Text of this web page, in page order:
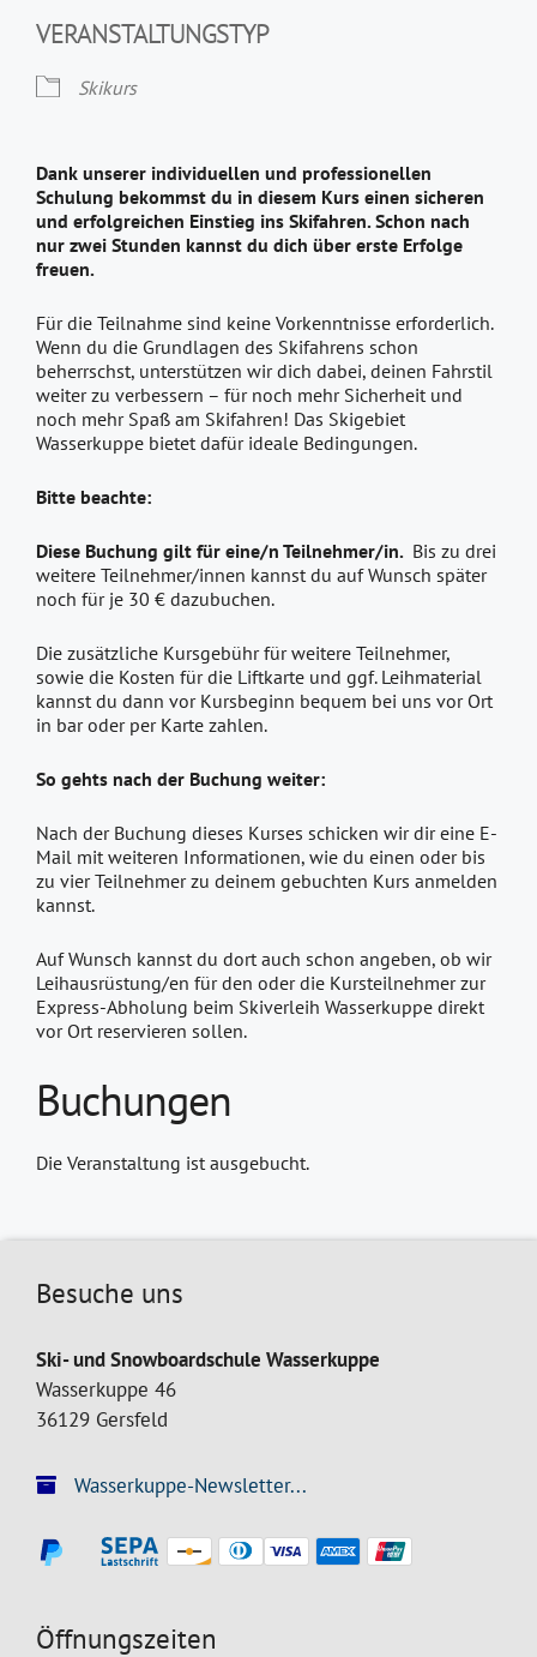
VERANSTALTUNGSTYP
Skikurs
Dank unserer individuellen und professionellen
Schulung bekommst du in diesem Kurs einen sicheren
und erfolgreichen Einstieg ins Skifahren. Schon nach
nur zwei Stunden kannst du dich über erste Erfolge
freuen.
Für die Teilnahme sind keine Vorkenntnisse erforderlich.
Wenn du die Grundlagen des Skifahrens schon
beherrschst, unterstützen wir dich dabei, deinen Fahrstil
weiter zu verbessern – für noch mehr Sicherheit und
noch mehr Spaß am Skifahren! Das Skigebiet
Wasserkuppe bietet dafür ideale Bedingungen.
Bitte beachte:
Diese Buchung gilt für eine/n Teilnehmer/in. Bis zu drei
weitere Teilnehmer/innen kannst du auf Wunsch später
noch für je 30 € dazubuchen.
Die zusätzliche Kursgebühr für weitere Teilnehmer,
sowie die Kosten für die Liftkarte und ggf. Leihmaterial
kannst du dann vor Kursbeginn bequem bei uns vor Ort
in bar oder per Karte zahlen.
So gehts nach der Buchung weiter:
Nach der Buchung dieses Kurses schicken wir dir eine E-
Mail mit weiteren Informationen, wie du einen oder bis
zu vier Teilnehmer zu deinem gebuchten Kurs anmelden
kannst.
Auf Wunsch kannst du dort auch schon angeben, ob wir
Leihausrüstung/en für den oder die Kursteilnehmer zur
Express-Abholung beim Skiverleih Wasserkuppe direkt
vor Ort reservieren sollen.
Buchungen
Die Veranstaltung ist ausgebucht.
Besuche uns
Ski- und Snowboardschule Wasserkuppe
Wasserkuppe 46
36129 Gersfeld
Wasserkuppe-Newsletter...
Öffnungszeiten